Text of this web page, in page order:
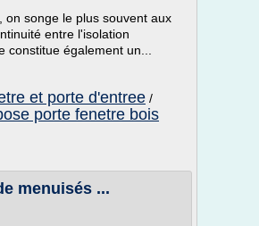
songe le plus souvent aux
entre l'isolation
également un...
et porte d'entree /
porte fenetre bois
menuisés ...